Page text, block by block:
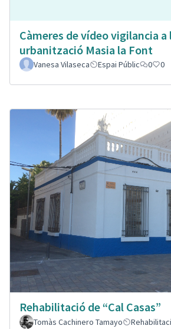
Càmeres de vídeo vigilancia a
urbanització Masia la Font
Vanesa Vilaseca Espai Públic 0 0
Rehabilitació de “Cal Casas”
Tomàs Cachinero Tamayo